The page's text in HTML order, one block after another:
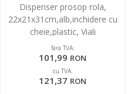
Dispenser prosop rola,
22x21x31cm,alb,inchidere cu
cheie,plastic, Viali
fara TVA:
101,99 RON
cu TVA:
121,37 RON